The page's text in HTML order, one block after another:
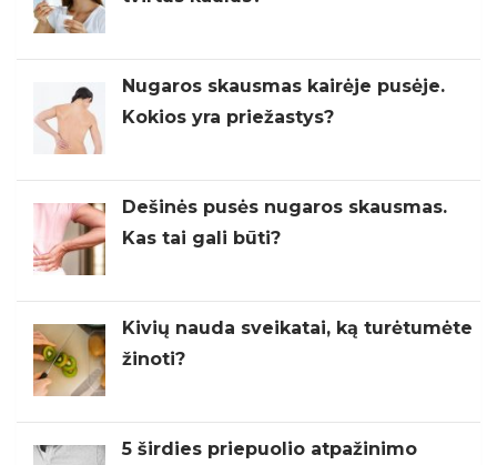
Nugaros skausmas kairėje pusėje.
Kokios yra priežastys?
Dešinės pusės nugaros skausmas.
Kas tai gali būti?
Kivių nauda sveikatai, ką turėtumėte
žinoti?
5 širdies priepuolio atpažinimo